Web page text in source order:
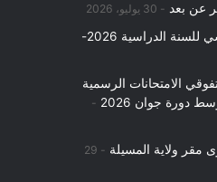
عن بعد 30 يوليو، 2026
بلاغ حول رزنامة الدخول المدرسي للسنة الدراسية 2026-
الامتحانات الرسمية
دورة جوان 2026
مقر ولاية المسيلة
29